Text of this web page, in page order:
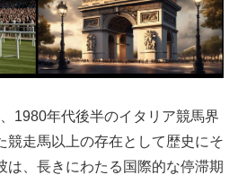
1980年代後半のイタリア競馬界
競走馬以上の存在として歴史にそ
は、長きにわたる国際的な停滞期